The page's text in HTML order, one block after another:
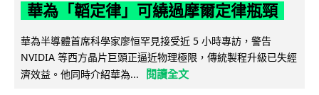
華為「韜定律」可繞過摩爾定律瓶頸
華為半導體首席科學家廖恒罕見接受近 5 小時專訪，警告
NVIDIA 等西方晶片巨頭正逼近物理極限，傳統製程升級已失經
濟效益。他同時介紹華為...
閱讀全文